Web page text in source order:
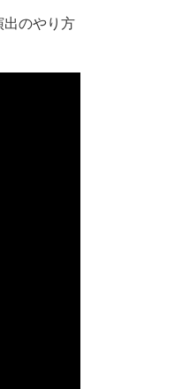
のやり方